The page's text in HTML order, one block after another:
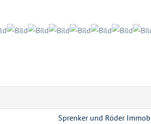
Sprenker und Röder